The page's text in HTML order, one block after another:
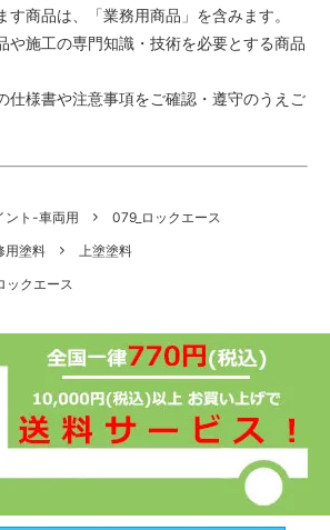
す商品は、「業務用商品」を含みます。
や施工の専門知識・技術を必要とする商品
仕様書や注意事項をご確認・遵守のうえご
ント-車両用
079_ロックエース
用塗料
上塗塗料
ックエース